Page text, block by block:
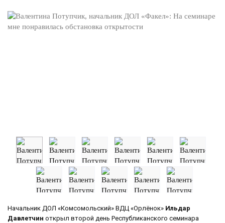
Начальник ДОЛ «Комсомольский» ВДЦ «Орлёнок» Ильдар
Давлетчин открыл второй день Республиканского семинара